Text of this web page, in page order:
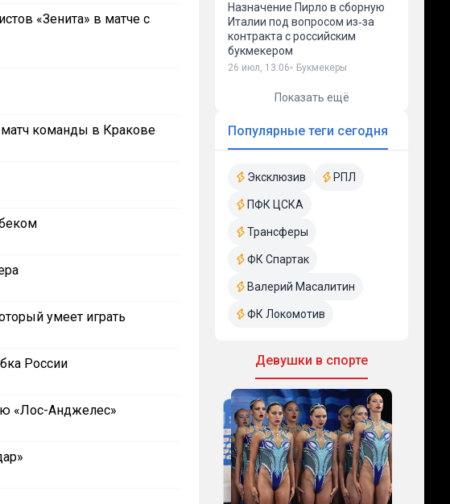
«Зенита» в матче с
матч команды в Кракове
умеет играть
России
«Лос-Анджелес»
Назначение Пирло в сборную
Италии под вопросом из‑за
контракта с российским
букмекером
26 июл, 13:06 Букмекеры
Показать ещё
Популярные теги сегодня
Эксклюзив РПЛ
ПФК ЦСКА
Трансферы
ФК Спартак
Валерий Масалитин
ФК Локомотив
Девушки в спорте